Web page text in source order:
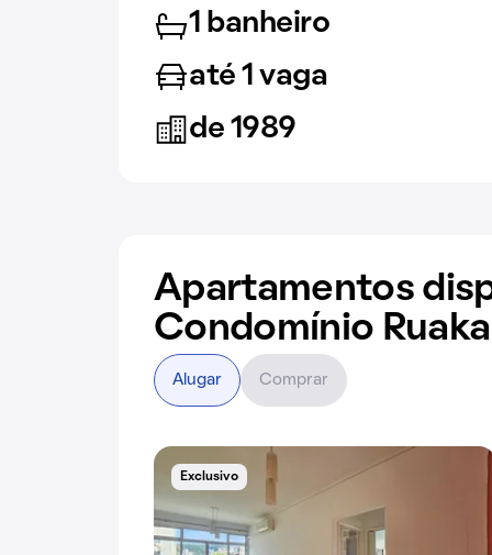
1 banheiro
até 1 vaga
de 1989
Apartamentos
Condomínio
Exclusivo
Alugar Comprar